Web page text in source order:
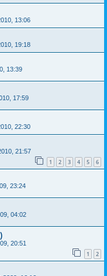
13:06
19:18
13:39
17:59
22:30
21:57
1 2 3 4 5 6
23:24
04:02
20:51
1 2